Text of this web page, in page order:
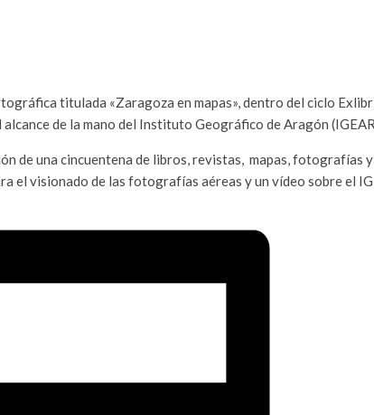
titulada «Zaragoza en mapas», dentro del ciclo
de la mano del Instituto Geográfico de Aragón
de una cincuentena de libros, revistas, mapas, fotografías
el visionado de las fotografías aéreas y un vídeo sobre el